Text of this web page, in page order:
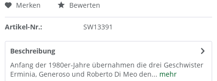
Merken Bewerten
Artikel-Nr.: SW13391
Beschreibung
Anfang der 1980er-Jahre übernahmen die drei Geschwister
Erminia, Generoso und Roberto Di Meo den... mehr